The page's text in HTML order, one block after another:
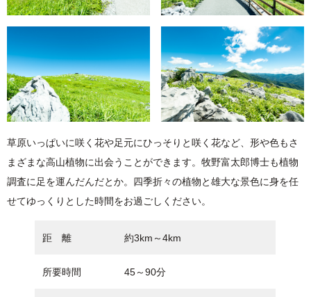
草原いっぱいに咲く花や足元にひっそりと咲く花など、形や色もさ
まざまな高山植物に出会うことができます。牧野富太郎博士も植物
調査に足を運んだんだとか。四季折々の植物と雄大な景色に身を任
せてゆっくりとした時間をお過ごしください。
距 離 約3km～4km
所要時間 45～90分